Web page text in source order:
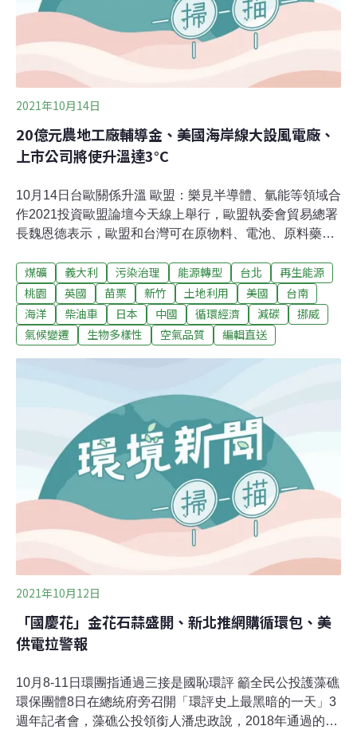
經濟部修正基隆河水質水量保護區，該基地被劃出範圍，
因此開發單位於201
2021年10月14日
20億元農地工廠輔導金、美國海岸線大設風電廠、
上市公司將使升溫達3°C
10月14日台歐關係升溫 歐盟：樂見半導體、氫能等領域合
作2021投資歐盟論壇今天線上舉行，歐盟執委會貿易總署
長魏恩德表示，歐盟和台灣可在原物料、電池、原料藥、
見新商機深化台歐夥伴關係。魏恩德演講指出，儘管全球
COVID-19疫情終於有所好轉，但各國持續面對前所未有
挑戰，包含氣候變遷、數位轉型、地緣政治等挑戰，加上
供應鏈成為各國重視議題，歐盟須與志同道合的夥伴合
作，才能解決問題。（中央社報導）20億元農地工廠輔導
的農地違章工廠，收取新台幣20億元的納管輔導金與營運
管理金，應說明經費用途，並呼籲這筆錢應用於拆除違章
工廠。（中央社報導）
煤礦 義大利 污染治理 能源轉型 台北
再生能源
桃園
英國 苗栗 新竹 土地利用 美國
台南
海洋
柴油車 日本 中國 循環經濟 減碳
挪威
氣候變遷
生物多樣性 空氣品質 編輯直送
2021年10月12日
「國慶花」金花石蒜盛開、新北推網購循環包、美
供電拉警報
10月8-11日環團指通過三接是國恥環評 籲全民公投護藻礁
環保團體8日在總統府旁召開「環評史上最黑暗的一天」3
週年記者會，藻礁公投領銜人潘忠政說，2018年通過的三